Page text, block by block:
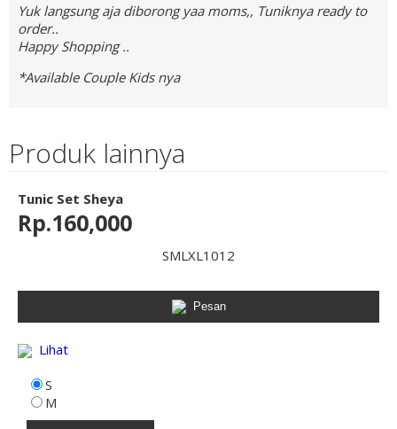
Yuk langsung aja diborong yaa moms,, Tuniknya ready to
order..
Happy Shopping ..
*Available Couple Kids nya
Produk lainnya
Tunic Set Sheya
Rp.160,000
SML XL 1012
Pesan
Lihat
S
M